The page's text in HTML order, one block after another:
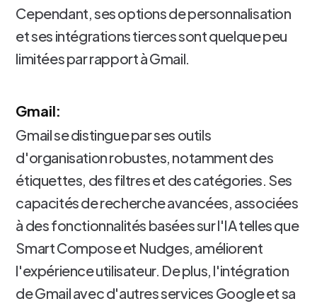
Cependant, ses options de personnalisation
et ses intégrations tierces sont quelque peu
limitées par rapport à Gmail.
Gmail:
Gmail se distingue par ses outils
d'organisation robustes, notamment des
étiquettes, des filtres et des catégories. Ses
capacités de recherche avancées, associées
à des fonctionnalités basées sur l'IA telles que
Smart Compose et Nudges, améliorent
l'expérience utilisateur. De plus, l'intégration
de Gmail avec d'autres services Google et sa